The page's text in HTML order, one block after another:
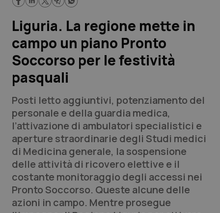
Lavoro e Professioni
Scienza e Farmaci
Studi e Analisi
Lettere al direttore
Edizioni Regionali
QS Pro
Professionisti Sanitari.AI
Abruzzo
QS Pro Gold
Liguria. La regione mette in
campo un piano Pronto
Soccorso per le festività
pasquali
Posti letto aggiuntivi, potenziamento del
personale e della guardia medica,
l’attivazione di ambulatori specialistici e
aperture straordinarie degli Studi medici
di Medicina generale, la sospensione
delle attività di ricovero elettive e il
costante monitoraggio degli accessi nei
Pronto Soccorso. Queste alcune delle
azioni in campo. Mentre prosegue